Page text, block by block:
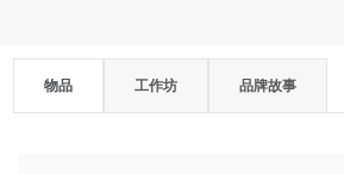
物品 工作坊 品牌故事